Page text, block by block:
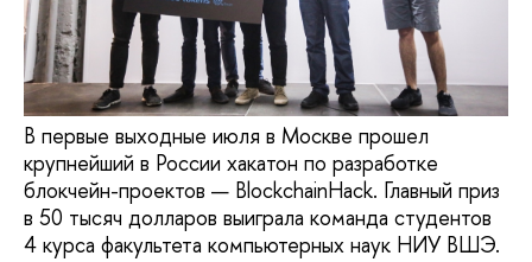
В первые выходные июля в Москве прошел
крупнейший в России хакатон по разработке
блокчейн-проектов — BlockchainHack. Главный приз
в 50 тысяч долларов выиграла команда студентов
4 курса факультета компьютерных наук НИУ ВШЭ.